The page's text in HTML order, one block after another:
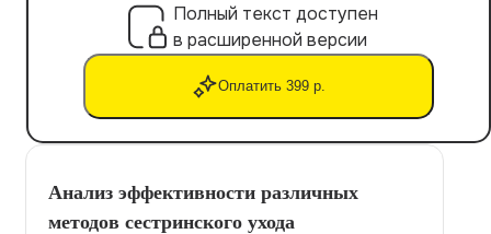
Полный текст доступен
в расширенной версии
Оплатить 399 р.
Анализ эффективности различных
методов сестринского ухода